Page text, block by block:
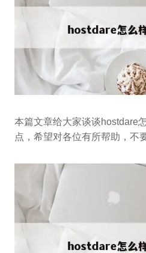
本篇文章给大家谈谈hostdare
点，希望对各位有所帮助，不